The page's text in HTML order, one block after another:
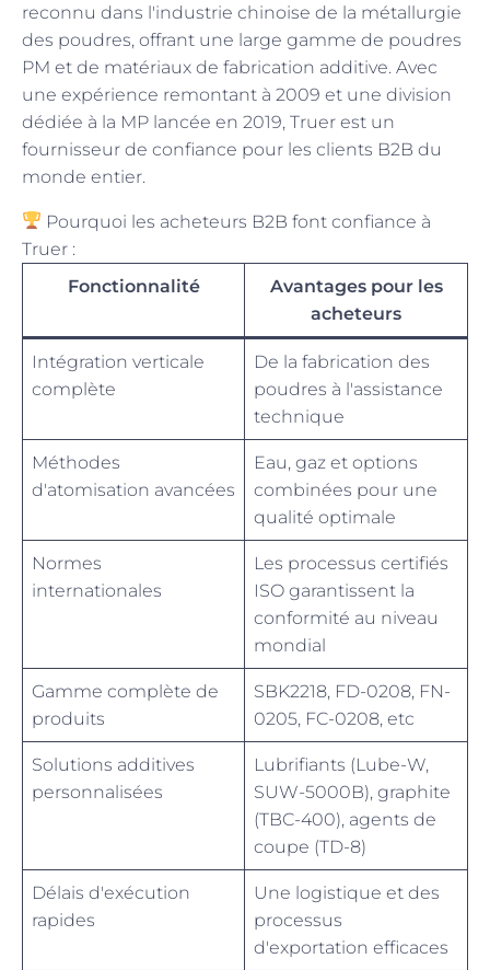
reconnu dans l'industrie chinoise de la métallurgie
des poudres, offrant une large gamme de poudres
PM et de matériaux de fabrication additive. Avec
une expérience remontant à 2009 et une division
dédiée à la MP lancée en 2019, Truer est un
fournisseur de confiance pour les clients B2B du
monde entier.
Pourquoi les acheteurs B2B font confiance à
Truer :
Fonctionnalité
Avantages pour les
acheteurs
Intégration verticale
complète
De la fabrication des
poudres à l'assistance
technique
Méthodes
d'atomisation avancées
Eau, gaz et options
combinées pour une
qualité optimale
Normes
internationales
Les processus certifiés
ISO garantissent la
conformité au niveau
mondial
Gamme complète de
produits
SBK2218, FD-0208, FN-
0205, FC-0208, etc
Solutions additives
personnalisées
Lubrifiants (Lube-W,
SUW-5000B), graphite
(TBC-400), agents de
coupe (TD-8)
Délais d'exécution
rapides
Une logistique et des
processus
d'exportation efficaces